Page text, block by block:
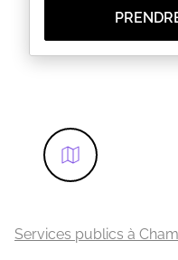
Services publics à